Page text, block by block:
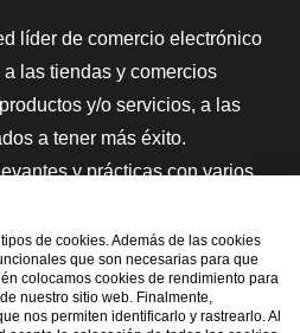
líder de comercio electrónico
las tiendas y comercios
y/o servicios, a las
a tener más éxito.
y prácticas con varios
Reviews, herramientas y
estudios de mercado, y
educativa, la
de cookies. Además de las cookies
que son necesarias para que
colocamos cookies de rendimiento para
nuestro sitio web. Finalmente,
nos permiten identificarlo y rastrearlo. Al